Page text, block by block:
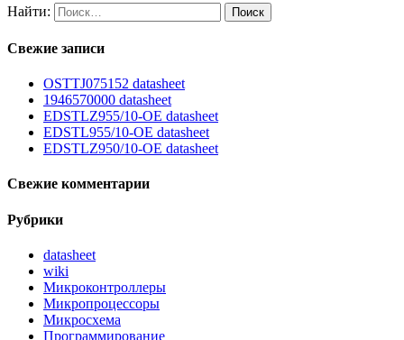
Найти:
Свежие записи
OSTTJ075152 datasheet
1946570000 datasheet
EDSTLZ955/10-OE datasheet
EDSTL955/10-OE datasheet
EDSTLZ950/10-OE datasheet
Свежие комментарии
Рубрики
datasheet
wiki
Микроконтроллеры
Микропроцессоры
Микросхема
Программирование